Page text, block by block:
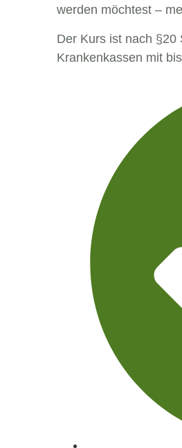
werden möchtest –
Der Kurs ist nach §20
Krankenkassen mit